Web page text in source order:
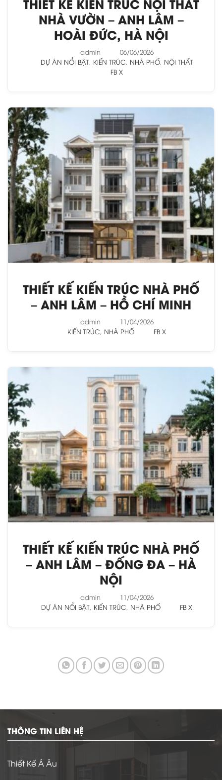
NHÀ VƯỜN – ANH LÂM –
HOÀI ĐỨC, HÀ NỘI
admin
06/06/2026
DỰ ÁN NỔI BẬT, KIẾN TRÚC, NHÀ PHỐ, NỘI THẤT
FB X
THIẾT KẾ KIẾN TRÚC NHÀ PHỐ
– ANH LÂM – HỒ CHÍ MINH
admin
11/04/2026
KIẾN TRÚC, NHÀ PHỐ FB X
THIẾT KẾ KIẾN TRÚC NHÀ PHỐ
– ANH LÂM – ĐỐNG ĐA – HÀ
NỘI
admin
11/04/2026
DỰ ÁN NỔI BẬT, KIẾN TRÚC, NHÀ PHỐ FB X
THÔNG TIN LIÊN HỆ
Thiết Kế Á Âu